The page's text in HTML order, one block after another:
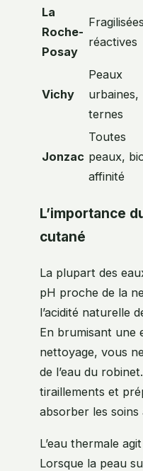
La
Roche-
Posay
réactives
Vichy
Peaux
urbaines,
ternes
Jonzac
Toutes
peaux,
affinité
L’importance
cutané
La plupart des
pH proche de la
l’acidité naturelle
En brumisant une
nettoyage, vous
de l’eau du
tiraillements et
absorber les soins
L’eau thermale
Lorsque la peau